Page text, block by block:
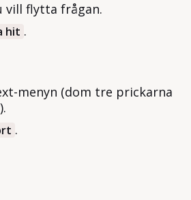
vill flytta frågan.
hit .
menyn (dom tre prickarna
.